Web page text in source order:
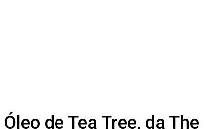
Óleo de Tea Tree, da The